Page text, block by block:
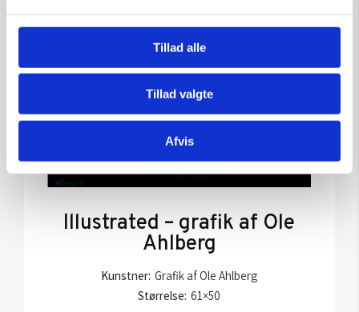
Tillad alle
Tillad valgte
Afvis
Illustrated – grafik af Ole
Ahlberg
Kunstner: Grafik af Ole Ahlberg
Størrelse: 61×50